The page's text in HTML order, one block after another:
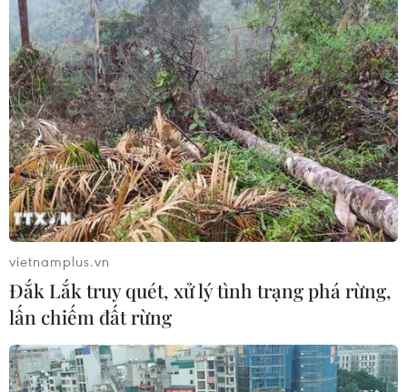
TIN LIÊN QUAN
vietnamplus.vn
Đắk Lắk truy quét, xử lý tình trạng phá rừng,
lấn chiếm đất rừng